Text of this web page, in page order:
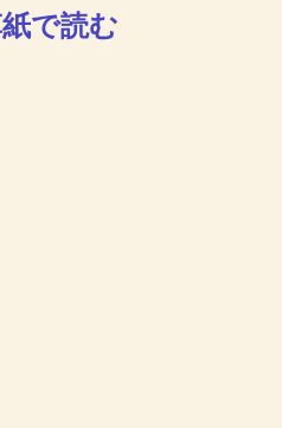
で読む